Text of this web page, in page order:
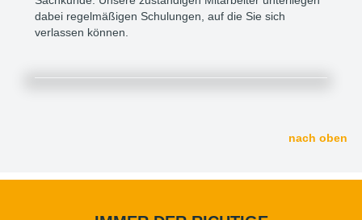
dabei regelmäßigen Schulungen, auf die Sie sich
verlassen können.
nach oben